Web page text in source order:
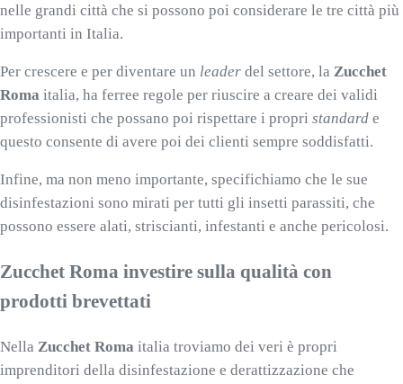
nelle grandi città che si possono poi considerare le tre città più
importanti in Italia.
Per crescere e per diventare un leader del settore, laZucchet
Roma italia, ha ferree regole per riuscire a creare dei validi
professionisti che possano poi rispettare i propristandard e
questo consente di avere poi dei clienti sempre soddisfatti.
Infine, ma non meno importante, specifichiamo che le sue
disinfestazioni sono mirati per tutti gli insetti parassiti, che
possono essere alati, striscianti, infestanti e anche pericolosi.
Zucchet Roma investire sulla qualità con
prodotti brevettati
NellaZucchet Roma italia troviamo dei veri è propri
imprenditori della disinfestazione e derattizzazione che